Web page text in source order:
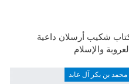
شكيب أرسلان داعية
العروبة والإسلام
محمد بن بكر آل عابد